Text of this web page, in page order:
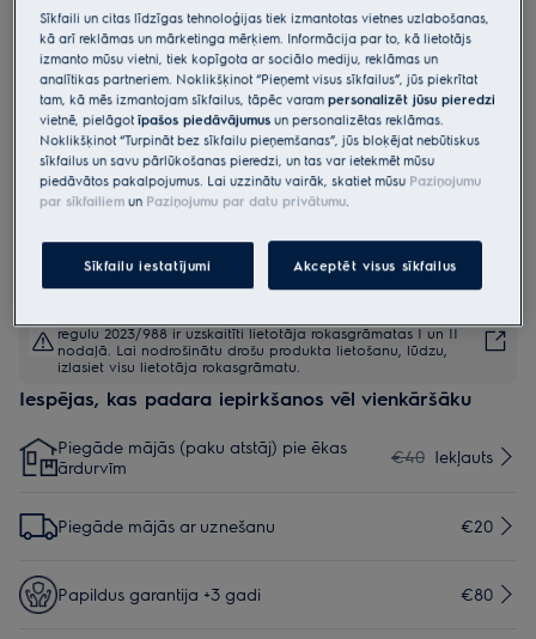
Ražojuma informācijas lapa
Priekšrocības
Izmantojot 700 MaxiFlex trauku mazgājamās mašīnas atvilktni, katra
jūsu virtuves piederumam ir sava vieta.
Gandrīz visu formu un izmēru galda piederumi, par kuru tīrību ērti
rūpējas MaxiFlex.
Trīs reizes labāka ūdens darbība, pateicoties SatelliteClean
regulu 2023/988 ir uzskaitīti lietotāja rokasgrāmatas I un II
nodaļā. Lai nodrošinātu drošu produkta lietošanu, lūdzu,
izlasiet visu lietotāja rokasgrāmatu.
Iespējas, kas padara iepirkšanos vēl vienkāršāku
Piegāde mājās (paku atstāj) pie ēkas
ārdurvīm
€40 Iekļauts
Piegāde mājās ar uznešanu €20
Papildus garantija +3 gadi €80
Sīkfaili un citas līdzīgas tehnoloģijas tiek izmantotas vietnes uzlabošanas,
kā arī reklāmas un mārketinga mērķiem. Informācija par to, kā lietotājs
izmanto mūsu vietni, tiek kopīgota ar sociālo mediju, reklāmas un
analītikas partneriem. Noklikšķinot “Pieņemt visus sīkfailus”, jūs piekrītat
tam, kā mēs izmantojam sīkfailus, tāpēc varampersonalizēt jūsu pieredzi
vietnē, pielāgotīpašos piedāvājumus un personalizētas reklāmas.
Noklikšķinot “Turpināt bez sīkfailu pieņemšanas”, jūs bloķējat nebūtiskus
sīkfailus un savu pārlūkošanas pieredzi, un tas var ietekmēt mūsu
piedāvātos pakalpojumus. Lai uzzinātu vairāk, skatiet mūsu Paziņojumu
par sīkfailiem un Paziņojumu par datu privātumu.
Sīkfailu iestatījumi Akceptēt visus sīkfailus